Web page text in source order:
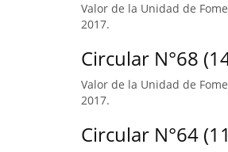
Valor de la Unidad de
2017.
Circular N°68
Valor de la Unidad de
2017.
Circular N°64